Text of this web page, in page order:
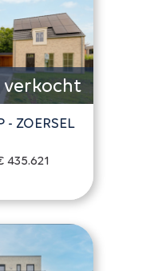
verkocht
- ZOERSEL
435.621